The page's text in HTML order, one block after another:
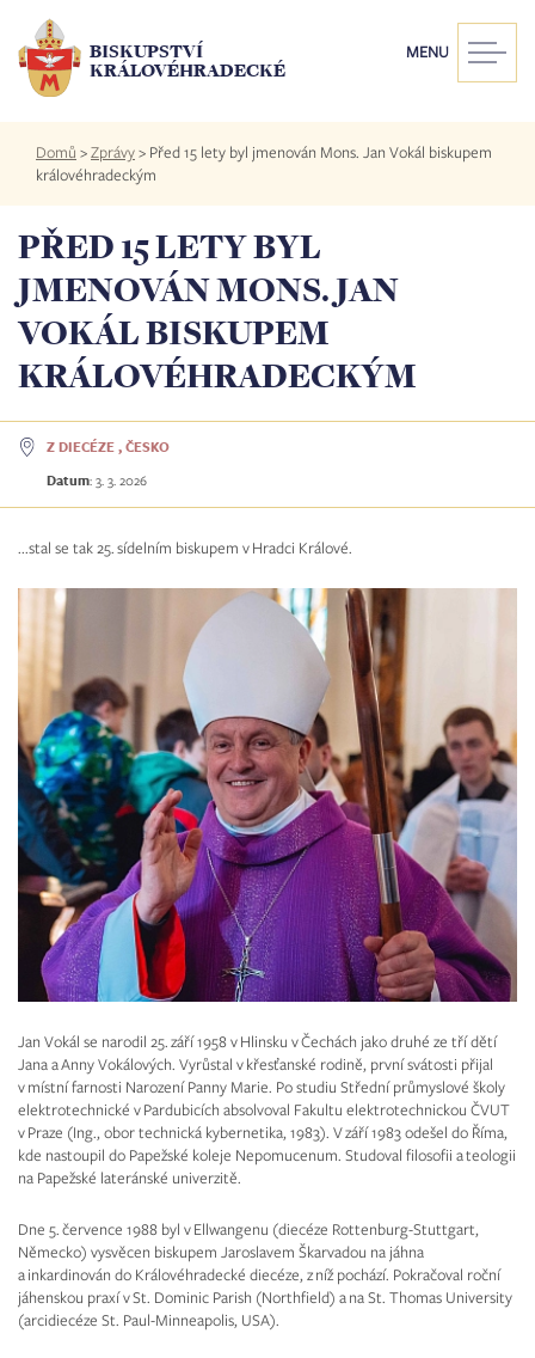
hlavnímu
obsahu
BISKUPSTVÍ
KRÁLOVÉHRADECKÉ
MENU
Drobečková
navigace
Domů >Zprávy> Před 15 lety byl jmenován Mons. Jan Vokál biskupem
královéhradeckým
PŘED 15 LETY BYL
JMENOVÁN MONS. JAN
VOKÁL BISKUPEM
KRÁLOVÉHRADECKÝM
Z DIECÉZE , ČESKO
Datum: 3. 3. 2026
...stal se tak 25. sídelním biskupem v Hradci Králové.
Jan Vokál se narodil 25. září 1958 v Hlinsku v Čechách jako druhé ze tří dětí
Jana a Anny Vokálových. Vyrůstal v křesťanské rodině, první svátosti přijal
v místní farnosti Narození Panny Marie. Po studiu Střední průmyslové školy
elektrotechnické v Pardubicích absolvoval Fakultu elektrotechnickou ČVUT
v Praze (Ing., obor technická kybernetika, 1983). V září 1983 odešel do Říma,
kde nastoupil do Papežské koleje Nepomucenum. Studoval filosofii a teologii
na Papežské lateránské univerzitě.
Dne 5. července 1988 byl v Ellwangenu (diecéze Rottenburg-Stuttgart,
Německo) vysvěcen biskupem Jaroslavem Škarvadou na jáhna
a inkardinován do Královéhradecké diecéze, z níž pochází. Pokračoval roční
jáhenskou praxí v St. Dominic Parish (Northfield) a na St. Thomas University
(arcidiecéze St. Paul-Minneapolis, USA).